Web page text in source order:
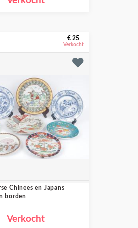
€ 25
Verkocht
Chinees en Japans
borden
Verkocht